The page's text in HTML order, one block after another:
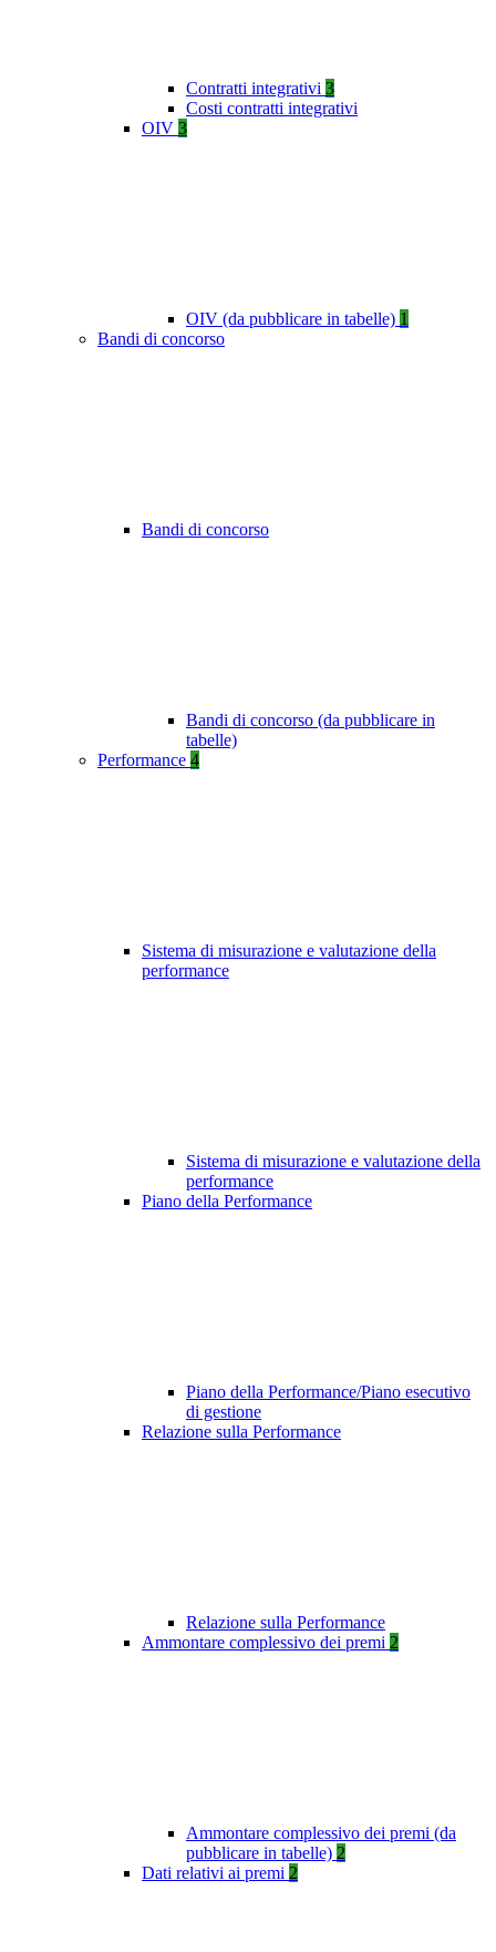
Contratti integrativi 3
Costi contratti integrativi
OIV 3
OIV (da pubblicare in tabelle) 1
Bandi di concorso
Bandi di concorso
Bandi di concorso (da pubblicare in
tabelle)
Performance 4
Sistema di misurazione e valutazione della
performance
Sistema di misurazione e valutazione della
performance
Piano della Performance
Piano della Performance/Piano esecutivo
di gestione
Relazione sulla Performance
Relazione sulla Performance
Ammontare complessivo dei premi 2
Ammontare complessivo dei premi (da
pubblicare in tabelle) 2
Dati relativi ai premi 2